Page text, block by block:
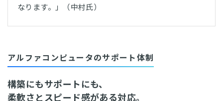
なります。」（中村氏）
アルファコンピュータのサポート体制
構築にもサポートにも、
柔軟さとスピード感がある対応。